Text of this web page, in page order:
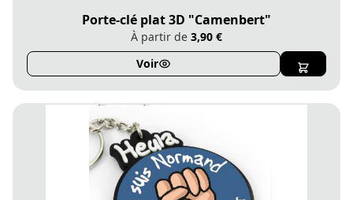
Porte-clé plat 3D "Camenbert"
À partir de 3,90 €
Voir